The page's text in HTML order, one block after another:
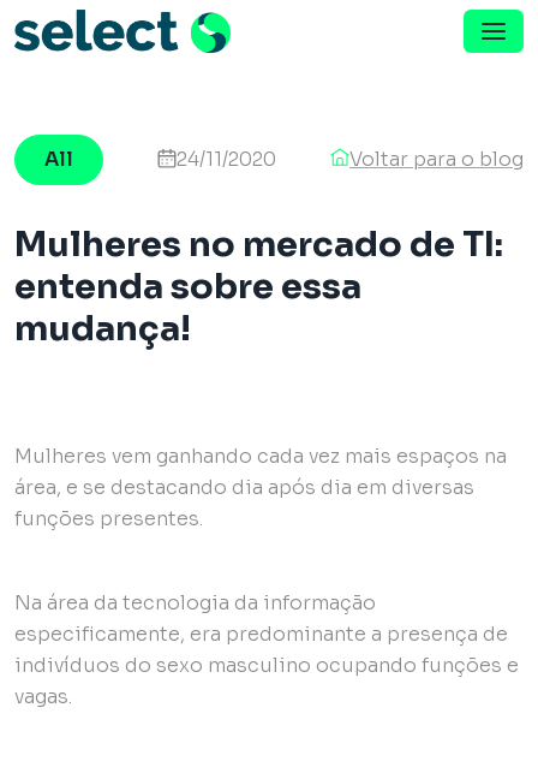
Menu de Navegação
All 24/11/2020 Voltar para o blog
Mulheres no mercado de TI:
entenda sobre essa
mudança!
Mulheres vem ganhando cada vez mais espaços na
área, e se destacando dia após dia em diversas
funções presentes.
Na área da tecnologia da informação
especificamente, era predominante a presença de
indivíduos do sexo masculino ocupando funções e
vagas.